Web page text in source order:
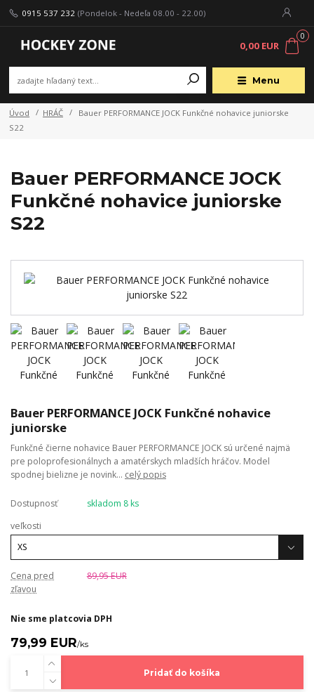
Menu
0915 537 232 (Pondelok - Nedeľa 08.00 - 22.00)
0
0,00 EUR
Úvod HRÁČ
Bauer PERFORMANCE JOCK Funkčné nohavice juniorske
S22
Bauer PERFORMANCE JOCK
Funkčné nohavice juniorske
S22
Bauer PERFORMANCE JOCK Funkčné nohavice
juniorske
Funkčné čierne nohavice Bauer PERFORMANCE JOCK sú určené najmä
pre poloprofesionálnych a amatérskych mladších hráčov. Model
spodnej bielizne je novink... celý popis
Dostupnosť
skladom 8 ks
veľkosti
Cena pred
zľavou
89,95 EUR
Nie sme platcovia DPH
79,99 EUR/ks
Pridať do košíka